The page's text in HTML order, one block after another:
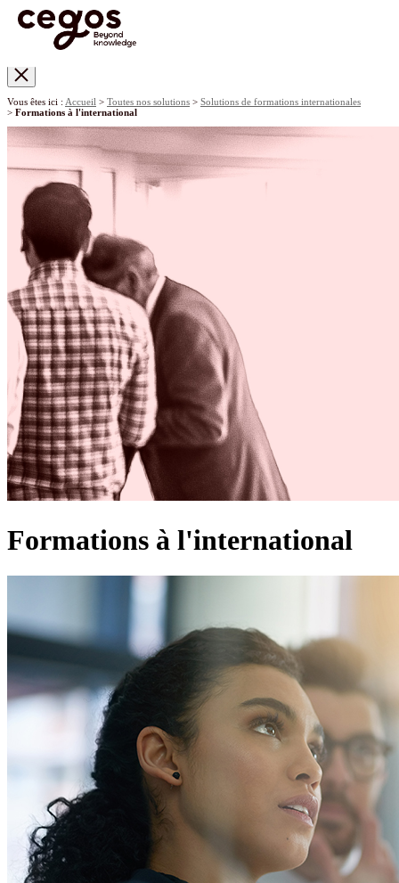
Vous êtes ici : Accueil > Toutes nos solutions > Solutions de formations internationales
> Formations à l'international
Formations à l'international